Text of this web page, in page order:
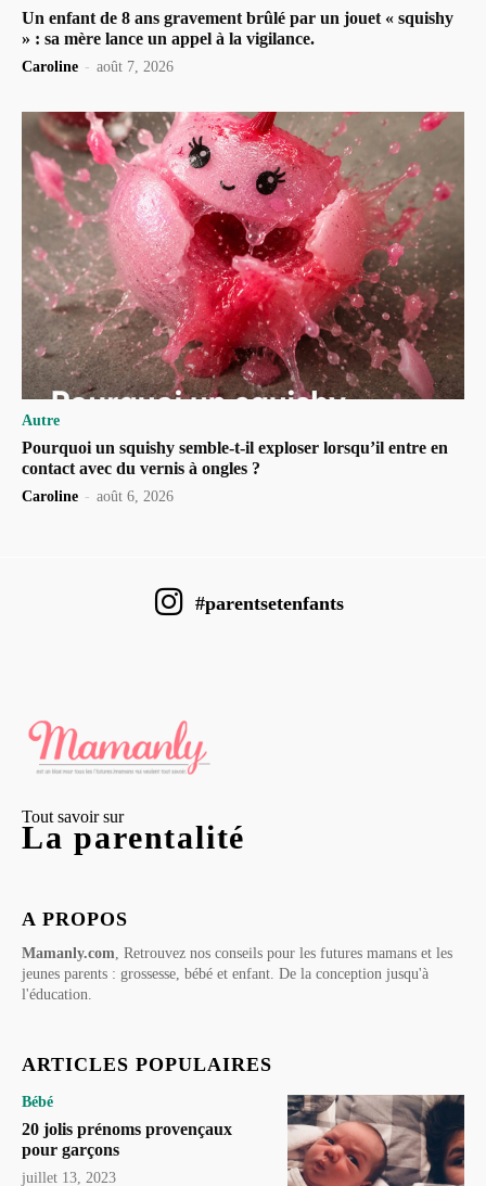
Un enfant de 8 ans gravement brûlé par un jouet « squishy
» : sa mère lance un appel à la vigilance.
Caroline - août 7, 2026
Autre
Pourquoi un squishy semble-t-il exploser lorsqu’il entre en
contact avec du vernis à ongles ?
Caroline - août 6, 2026
#parentsetenfants
Tout savoir sur
La parentalité
A PROPOS
Mamanly.com , Retrouvez nos conseils pour les futures mamans et les
jeunes parents : grossesse, bébé et enfant. De la conception jusqu'à
l'éducation.
ARTICLES POPULAIRES
Bébé
20 jolis prénoms provençaux
pour garçons
juillet 13, 2023